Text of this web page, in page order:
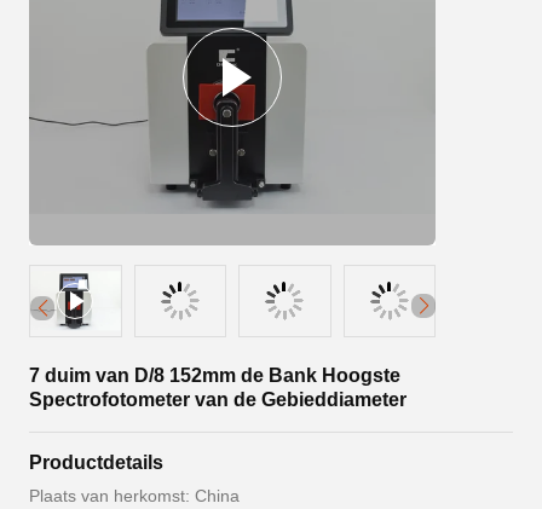
7 duim van D/8 152mm de Bank Hoogste
Spectrofotometer van de Gebieddiameter
Productdetails
Plaats van herkomst: China